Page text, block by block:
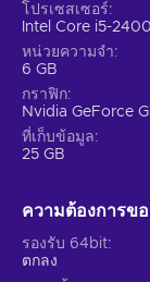
ผจญภัย – คุณต้อ
เผยความลึกลับทั้งห
เหมือนตัวละครอนิ
แนวบรรยากาศ
ศิลปะ ดนตรี และเ
PvP – คุณแข่ง
ควิกไทม์อีเวนต์
และทำให้สำเร็จใ
โปรเซสเซอร์
Intel Core i5-
หน่วยความจำ
6 GB
กราฟิก
Nvidia GeForce
ที่เก็บข้อมูล
25 GB
ความต้องการข
รองรับ 64bit
ตกลง